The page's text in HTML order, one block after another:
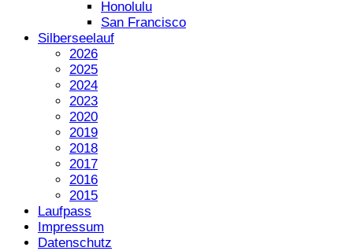
Honolulu
San Francisco
Silberseelauf
2026
2025
2024
2023
2020
2019
2018
2017
2016
2015
Laufpass
Impressum
Datenschutz